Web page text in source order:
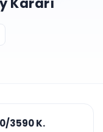
Vekalet
takibi
Giriş Yap
3590 K.